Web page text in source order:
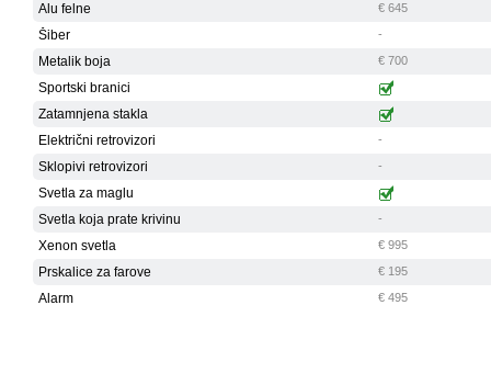
Alu felne € 645
Šiber -
Metalik boja € 700
Sportski branici
Zatamnjena stakla
Električni retrovizori
-
Sklopivi retrovizori -
Svetla za maglu
Svetla koja prate krivinu
-
Xenon svetla € 995
Prskalice za farove € 195
Alarm € 495